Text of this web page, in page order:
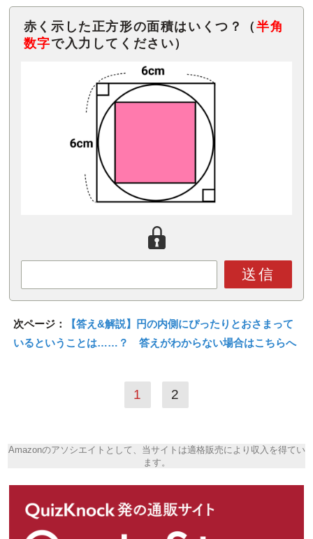
赤く示した正方形の面積はいくつ？（ 半角
数字で入力してください）
送信
次ページ：
【答え&解説】円の内側にぴったりとおさまって
いるということは……？ 答えがわからない場合はこちらへ
1 2
Amazonのアソシエイトとして、当サイトは適格販売により収入を得てい
ます。